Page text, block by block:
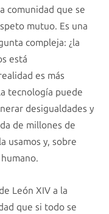
comunidad que se
mutuo. Es una
compleja: ¿la
está
es más
tecnología puede
desigualdades y
de millones de
usamos y, sobre
León XIV a la
que si todo se